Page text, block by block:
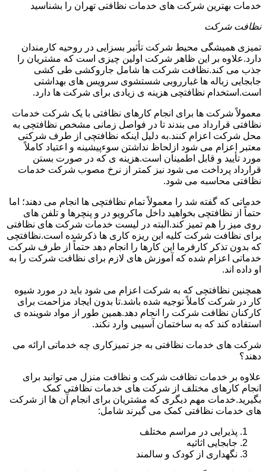
خدمات بهترین شرکت های خدمات نظافتی تهران را بشناسید
نظافت شرکت
تمیزی همیشگی محیط شرکت تأثیر بسزایی در روحیه کارمندان
دارد.علاوه بر این ظاهر شرکت اولین چیزی است که مشتریان را
جذب می کند.نظافت شرکت ها شامل جاروکشی طی کشی
جابجایی زباله ها غبارروبی شستشوی سرویس های بهداشتی
است.استخدام نظافتچی هزینه ی زیادی برای شرکت ها دارد.
معمولاً شرکت ها برای انجام کارهای نظافتی با یک شرکت خدمات
نظافتی قرارداد می بندند تا در فواصل زمانی مشخص نظافتچی به
محل شرکت اعزام کنند.به دلیل اینکه نظافتچی از طرف شرکتی
معتبر اعزام می شود ازلحاظ نداشتن سوءپیشینه و اعتیاد کاملاً
مورد تأیید و قابل اطمینان است.هزینه ی که در صورت بستن
قرارداد پرداخت می شود نیز کمتر از نرخ مصوب شرکت خدمات
نظافتی محاسبه می شود.
خدماتی که گفته شد را معمولاً تمام نظافتچی ها انجام می دهند؛ اما
حتماً از نظافتچی بخواهید داخل ماکرویو در و پنچرها و تلفن های
روی میز را هم تمیز کند.البته در لیست خدمات شرکت های نظافتی
برای نظافت شرکت کلیه این ریزه کاری ها ذکرشده است.نظافتچی
که بدون تذکر کارفرما این کارها را انجام دهد حتماً از طرف شرکت
خدماتی اعزام شده که آموزش های لازم برای نظافت شرکت را به
او داده اند.
همچنین نظافتچی که به شرکت اعزام می شود باید در مورد شیوه
کار در شرکت کاملاً توجیه شده باشد.تا بدون ایجاد مزاحمت برای
کارکنان نظافت شرکت را انجام دهد.همین طور از مواد شوینده ی
استفاده کند که به ساختمان آسیبی وارد نکند.
شرکت های خدمات نظافتی به جز تمیزکاری چه خدماتی ارائه می
دهند؟
علاوه بر خدمات نظافت شرکت و نظافت منزل می توانید برای
انجام کارهای مختلف از شرکت های خدمات نظافتی کمک
بگیرید.خدمات مهم دیگری که مشتریان برای انجام آن ها از شرکت
های خدمات نظافتی کمک می گیرند شامل:
پذیرایی در مراسم مختلف
جابجایی اثاثیه
نگهداری از کودک و سالمند